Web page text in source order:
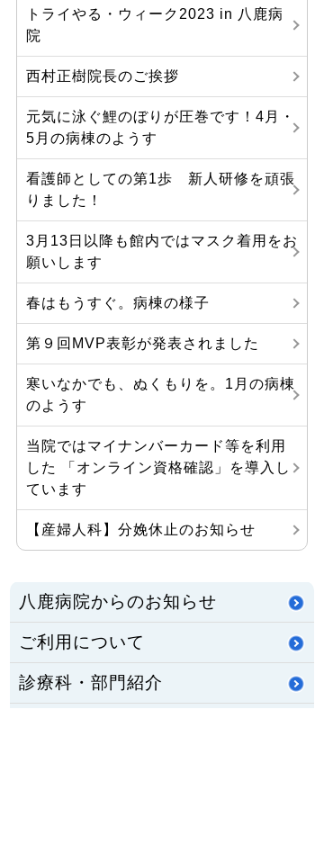
トライやる・ウィーク2023 in 八鹿病
院
西村正樹院長のご挨拶
元気に泳ぐ鯉のぼりが圧巻です！4月・
5月の病棟のようす
看護師としての第1歩 新人研修を頑張
りました！
3月13日以降も館内ではマスク着用をお
願いします
春はもうすぐ。病棟の様子
第９回MVP表彰が発表されました
寒いなかでも、ぬくもりを。1月の病棟
のようす
当院ではマイナンバーカード等を利用
した 「オンライン資格確認」を導入し
ています
【産婦人科】分娩休止のお知らせ
八鹿病院からのお知らせ
ご利用について
診療科・部門紹介